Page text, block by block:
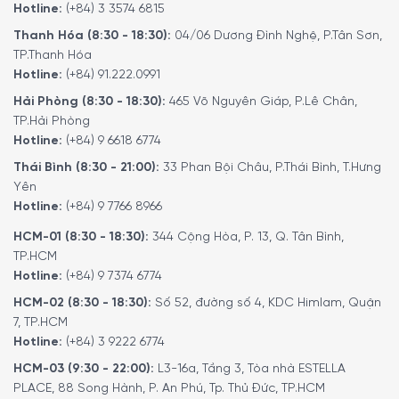
Máy hút mùi áp tường Bosch DWB97BK61T Series 4 sở hữu công
suất mạnh mẽ
Các tính năng nổi bật của máy hút mùi
áp tường Bosch DWB97BK61T Series 4
Các kiểu lắp đặt máy hút mùi
Khi sở hữu một thiết bị hút mùi cao cấp như Bosch
DWB97BK61T Series 4, người dùng hoàn toàn có thể lựa
chọn kiểu lắp đặt tương ứng với 1 trong 2 chế độ hút mùi
Hotline: (+84) 3 3574 6815
Thanh Hóa (8:30 - 18:30): 04/06 Dương Đình Nghệ, P.Tân Sơn,
TP.Thanh Hóa
Hotline: (+84) 91.222.0991
Hải Phòng (8:30 - 18:30): 465 Võ Nguyên Giáp, P.Lê Chân,
TP.Hải Phòng
Hotline: (+84) 9 6618 6774
Thái Bình (8:30 - 21:00): 33 Phan Bội Châu, P.Thái Bình, T.Hưng
Yên
Hotline: (+84) 9 7766 8966
HCM-01 (8:30 - 18:30): 344 Cộng Hòa, P. 13, Q. Tân Bình,
TP.HCM
Hotline: (+84) 9 7374 6774
HCM-02 (8:30 - 18:30): Số 52, đường số 4, KDC Himlam, Quận
7, TP.HCM
Hotline: (+84) 3 9222 6774
HCM-03 (9:30 - 22:00): L3-16a, Tầng 3, Tòa nhà ESTELLA
PLACE, 88 Song Hành, P. An Phú, Tp. Thủ Đức, TP.HCM